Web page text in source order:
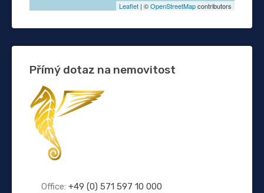
Leaflet | ©OpenStreetMapcontributors
Přímý dotaz na nemovitost
Office: +49 (0) 571 597 10 000